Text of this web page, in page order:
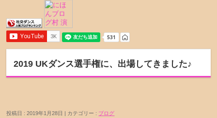
2019 UKダンス選手権に、出場してきました♪
投稿日 : 2019年1月28日 | カテゴリー : ブログ